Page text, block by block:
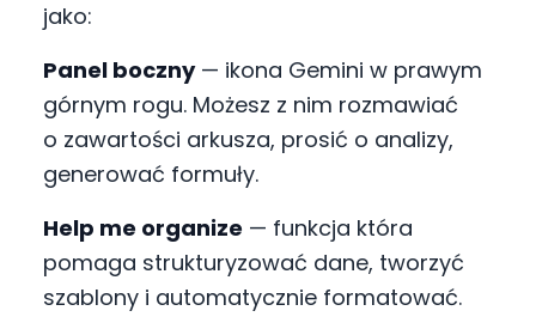
jako:
Panel boczny— ikona Gemini w prawym
górnym rogu. Możesz z nim rozmawiać
o zawartości arkusza, prosić o analizy,
generować formuły.
Help me organize — funkcja która
pomaga strukturyzować dane, tworzyć
szablony i automatycznie formatować.